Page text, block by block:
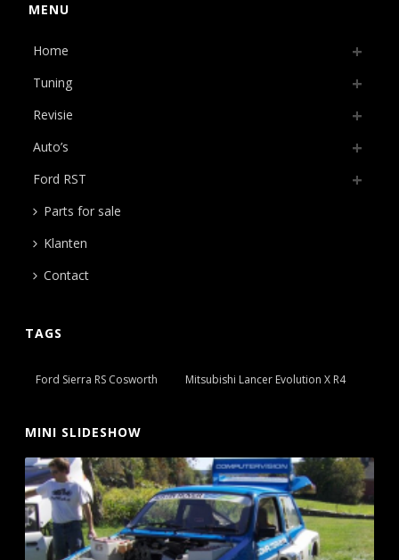
MENU
Home
Tuning
Revisie
Auto’s
Ford RST
Parts for sale
Klanten
Contact
TAGS
Ford Sierra RS Cosworth Mitsubishi Lancer Evolution X R4
MINI SLIDESHOW